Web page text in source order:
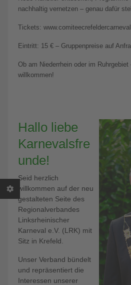
nachhaltig vernetzen – genau dafür
Tickets:
Eintritt: 15 € – Gruppenpreise auf
Ob am Niederrhein oder im
willkommen!
Hallo liebe
Karnevalsfre
unde!
Seid herzlich
willkommen auf der neu
gestalteten Seite des
Regionalverbandes
Linksrheinischer
Karneval e.V. (LRK) mit
Sitz in Krefeld.
Unser Verband bündelt
und repräsentiert die
Interessen unserer